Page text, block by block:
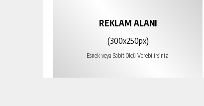
REKLAM ALANI
(300x250px)
Esnek veya Sabit Ölçü Verebilirsiniz.